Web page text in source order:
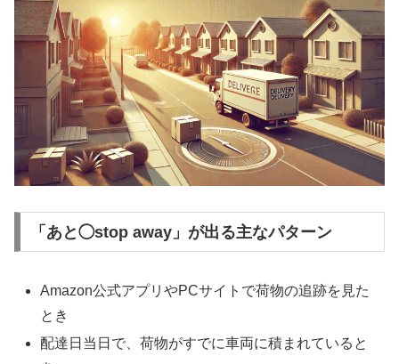
「あと◯stop away」が出る主なパターン
Amazon公式アプリやPCサイトで荷物の追跡を見た
とき
配達日当日で、荷物がすでに車両に積まれていると